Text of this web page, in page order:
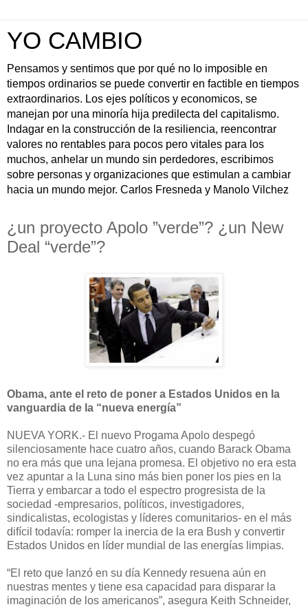
YO CAMBIO
Pensamos y sentimos que por qué no lo imposible en
tiempos ordinarios se puede convertir en factible en tiempos
extraordinarios. Los ejes políticos y economicos, se
manejan por una minoría hija predilecta del capitalismo.
Indagar en la construcción de la resiliencia, reencontrar
valores no rentables para pocos pero vitales para los
muchos, anhelar un mundo sin perdedores, escribimos
sobre personas y organizaciones que estimulan a cambiar
hacia un mundo mejor. Carlos Fresneda y Manolo Vilchez
¿un proyecto Apolo ”verde”? ¿un New
Deal “verde”?
Obama, ante el reto de poner a Estados Unidos en la
vanguardia de la “nueva energía”
NUEVA YORK.- El nuevo Progama Apolo despegó
silenciosamente hace cuatro años, cuando Barack Obama
no era más que una lejana promesa. El objetivo no era esta
vez apuntar a la Luna sino más bien poner los pies en la
Tierra y embarcar a todo el espectro progresista de la
sociedad -empresarios, políticos, investigadores,
sindicalistas, ecologistas y líderes comunitarios- en el más
difícil todavía: romper la inercia de la era Bush y convertir
Estados Unidos en líder mundial de las energías limpias.
“El reto que lanzó en su día Kennedy resuena aún en
nuestras mentes y tiene esa capacidad para disparar la
imaginación de los americanos”, asegura Keith Schneider,